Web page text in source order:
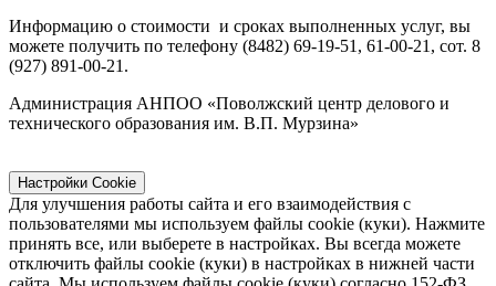
Информацию о стоимости и сроках выполненных услуг, вы
можете получить по телефону (8482) 69-19-51, 61-00-21, сот. 8
(927) 891-00-21.
Администрация АНПОО «Поволжский центр делового и
технического образования им. В.П. Мурзина»
Настройки Cookie
Для улучшения работы сайта и его взаимодействия с
пользователями мы используем файлы cookie (куки). Нажмите
принять все, или выберете в настройках. Вы всегда можете
отключить файлы cookie (куки) в настройках в нижней части